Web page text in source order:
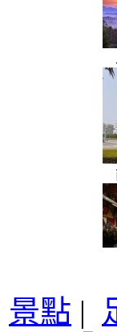
景點 |